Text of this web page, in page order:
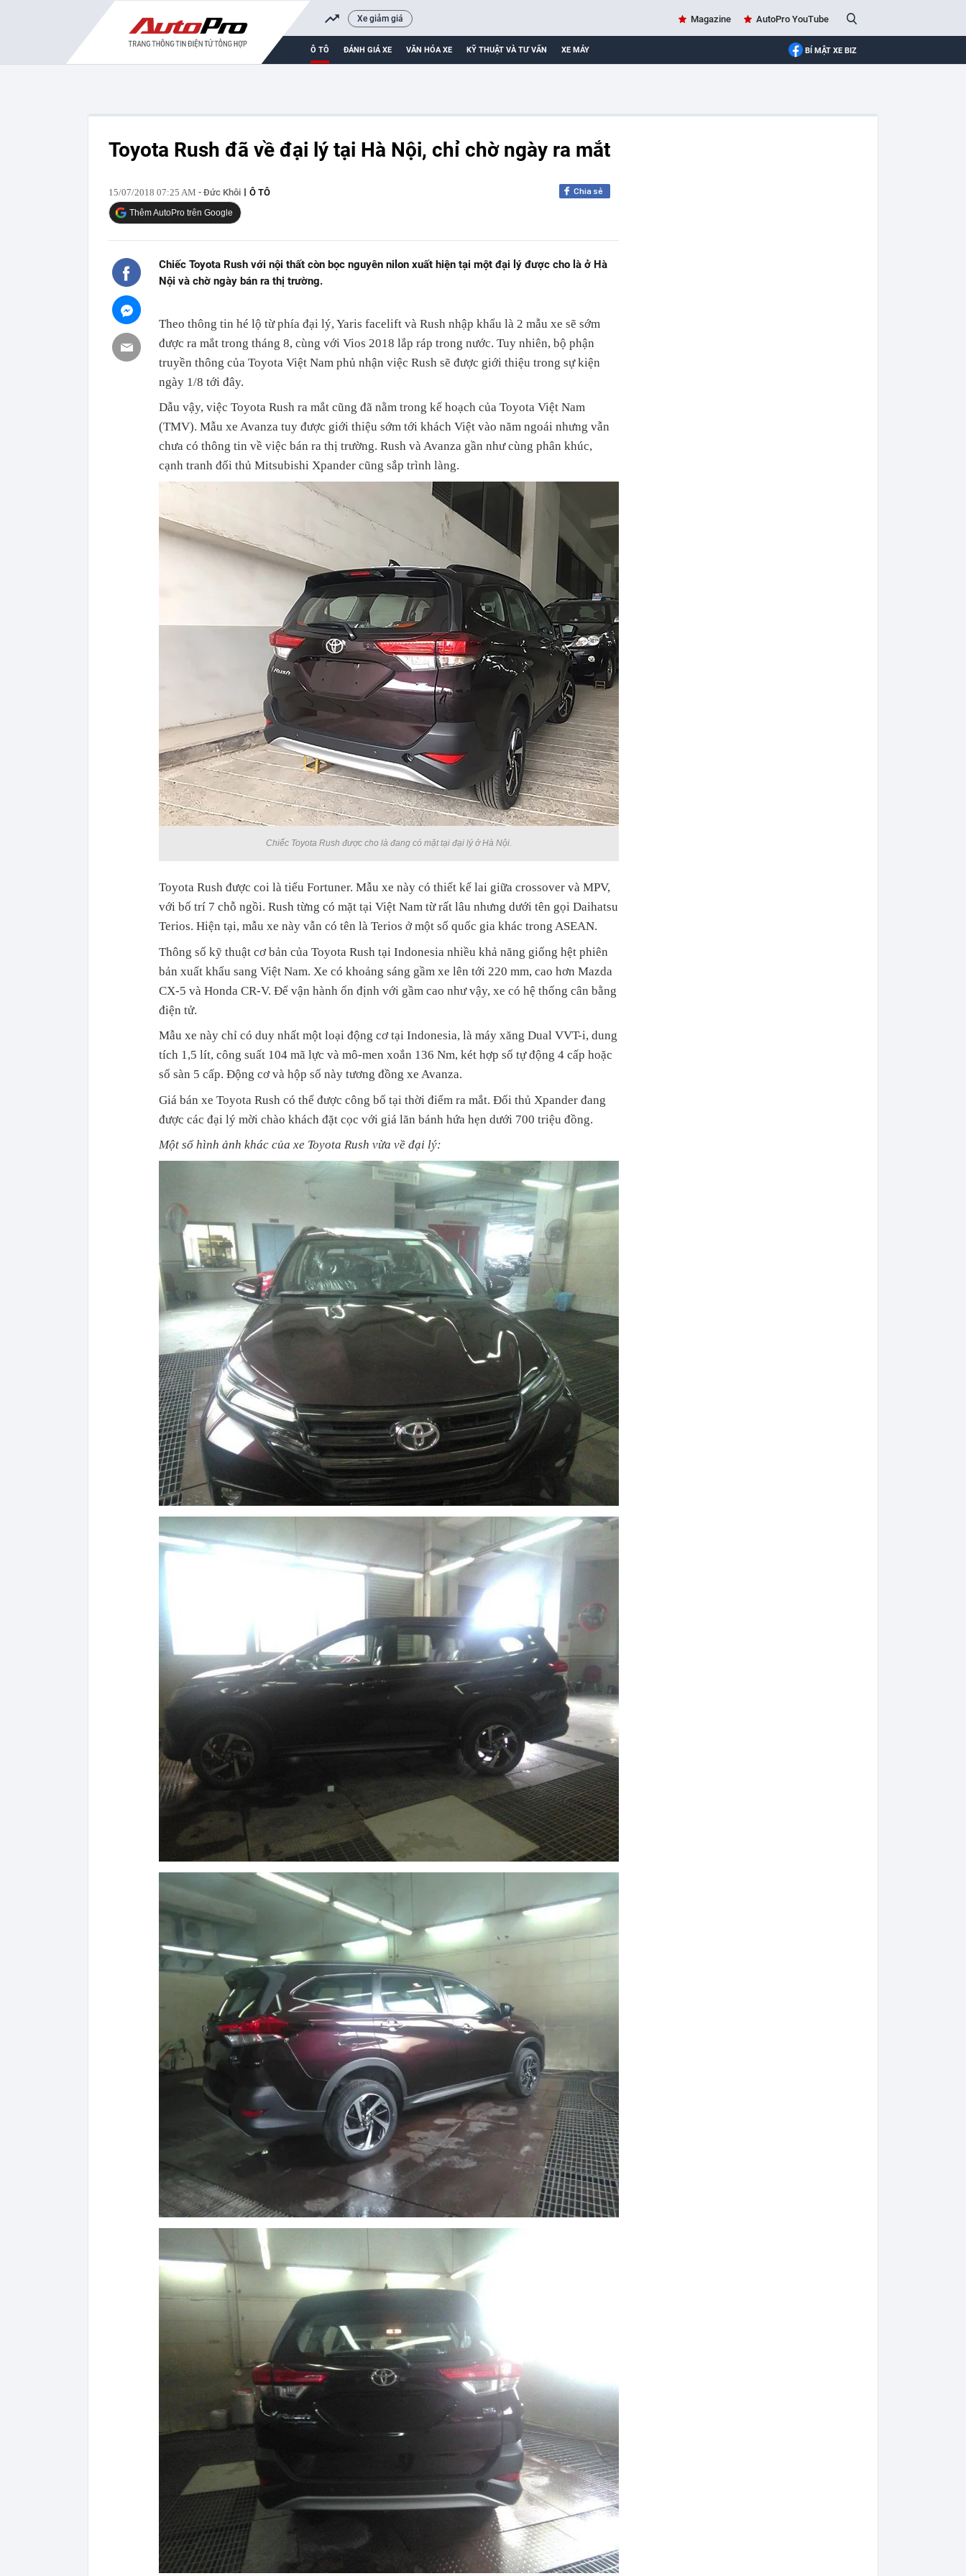
Xe giảm giá Magazine AutoPro YouTube
Ô TÔ ĐÁNH GIÁ XE VĂN HÓA XE KỸ THUẬT VÀ TƯ VẤN XE MÁY BÍ MẬT XE BIZ
Toyota Rush đã về đại lý tại Hà Nội, chỉ chờ ngày ra mắt
15/07/2018 07:25 AM - Đức Khôi Ô TÔ Chia sẻ
Thêm AutoPro trên Google
Chiếc Toyota Rush với nội thất còn bọc nguyên nilon xuất hiện tại một đại lý được cho là ở Hà
Nội và chờ ngày bán ra thị trường.
Theo thông tin hé lộ từ phía đại lý, Yaris facelift và Rush nhập khẩu là 2 mẫu xe sẽ sớm
được ra mắt trong tháng 8, cùng với Vios 2018 lắp ráp trong nước. Tuy nhiên, bộ phận
truyền thông của Toyota Việt Nam phủ nhận việc Rush sẽ được giới thiệu trong sự kiện
ngày 1/8 tới đây.
Dẫu vậy, việc Toyota Rush ra mắt cũng đã nằm trong kế hoạch của Toyota Việt Nam
(TMV). Mẫu xe Avanza tuy được giới thiệu sớm tới khách Việt vào năm ngoái nhưng vẫn
chưa có thông tin về việc bán ra thị trường. Rush và Avanza gần như cùng phân khúc,
cạnh tranh đối thủ Mitsubishi Xpander cũng sắp trình làng.
Chiếc Toyota Rush được cho là đang có mặt tại đại lý ở Hà Nội.
Toyota Rush được coi là tiểu Fortuner. Mẫu xe này có thiết kế lai giữa crossover và MPV,
với bố trí 7 chỗ ngồi. Rush từng có mặt tại Việt Nam từ rất lâu nhưng dưới tên gọi Daihatsu
Terios. Hiện tại, mẫu xe này vẫn có tên là Terios ở một số quốc gia khác trong ASEAN.
Thông số kỹ thuật cơ bản của Toyota Rush tại Indonesia nhiều khả năng giống hệt phiên
bản xuất khẩu sang Việt Nam. Xe có khoảng sáng gầm xe lên tới 220 mm, cao hơn Mazda
CX-5 và Honda CR-V. Để vận hành ổn định với gầm cao như vậy, xe có hệ thống cân bằng
điện tử.
Mẫu xe này chỉ có duy nhất một loại động cơ tại Indonesia, là máy xăng Dual VVT-i, dung
tích 1,5 lít, công suất 104 mã lực và mô-men xoắn 136 Nm, két hợp số tự động 4 cấp hoặc
số sàn 5 cấp. Động cơ và hộp số này tương đồng xe Avanza.
Giá bán xe Toyota Rush có thể được công bố tại thời điểm ra mắt. Đối thủ Xpander đang
được các đại lý mời chào khách đặt cọc với giá lăn bánh hứa hẹn dưới 700 triệu đồng.
Một số hình ảnh khác của xe Toyota Rush vừa về đại lý: